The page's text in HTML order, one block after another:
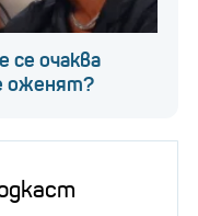
се очаква
оженят?